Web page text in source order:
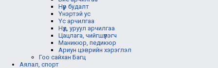
Нүүр будалт
Үнэртэй ус
Үс арчилгаа
Нүд, уруул арчилгаа
Цацлага, чийгшүүлэгч
Маникюр, педикюр
Ариун цэврийн хэрэглэл
Гоо сайхан Багц
Аялал, спорт